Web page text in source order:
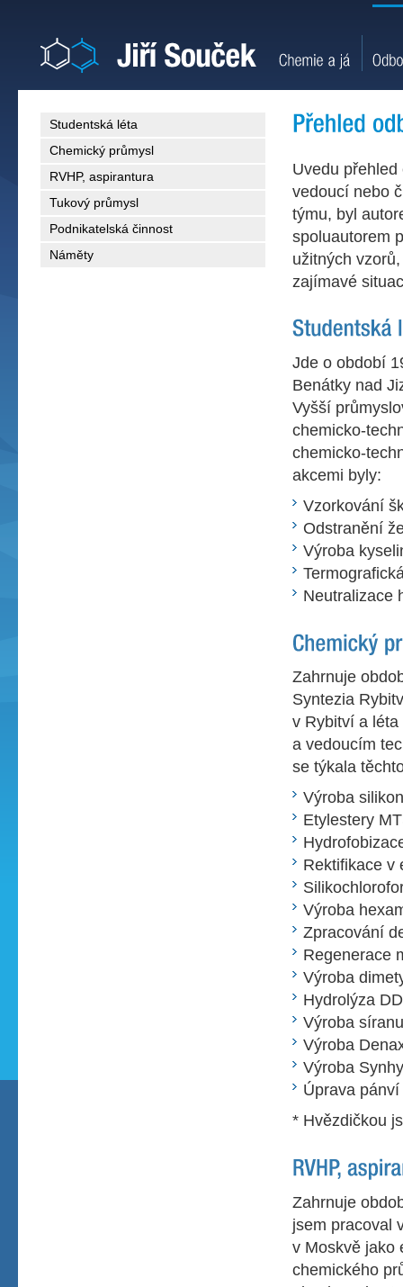
Uvedu
vedoucí nebo
týmu, byl
spoluautorem
užitných
zajímavé
Jde o období
Benátky nad
Vyšší
chemicko-
chemicko-
akcemi byly:
Vzorkování
Odstranění
Výroba
Neutralizace
Zahrnuje
Syntezia
v Rybitví a
a vedoucím
se týkala
Výroba
Etylestery
Rektifikace v
Výroba
Zpracování
Regenerace
Výroba
Hydrolýza
Výroba
Výroba
Výroba
Úprava pánví
* Hvězdičkou
Zahrnuje
jsem pracoval
v Moskvě jako
chemického
Studentská léta
Chemický průmysl
RVHP, aspirantura
Tukový průmysl
Podnikatelská činnost
Náměty